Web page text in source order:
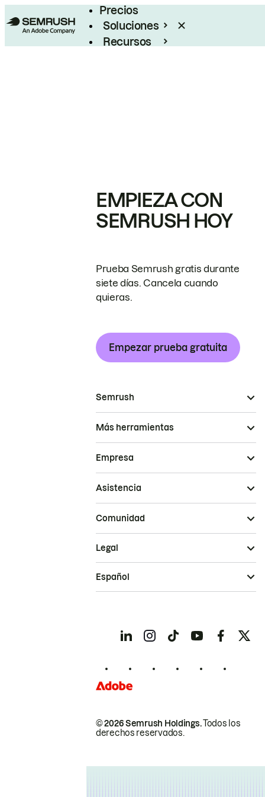
Precios
Soluciones
Recursos
EMPIEZA CON
SEMRUSH HOY
Prueba Semrush gratis durante
siete días. Cancela cuando
quieras.
Empezar prueba gratuita
Semrush
Más herramientas
Empresa
Asistencia
Comunidad
© 2026 Semrush Holdings.Todos los
derechos reservados.
Legal
Español